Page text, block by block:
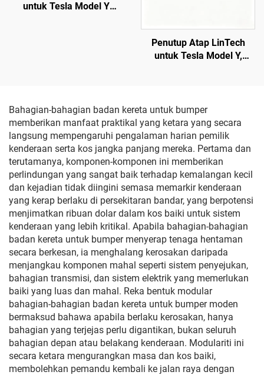
untuk Tesla Model Y
Penutup Atap LinTech
untuk Tesla Model Y,
Bahagian-bahagian badan kereta untuk bumper
memberikan manfaat praktikal yang ketara yang secara
langsung mempengaruhi pengalaman harian pemilik
kenderaan serta kos jangka panjang mereka. Pertama dan
terutamanya, komponen-komponen ini memberikan
perlindungan yang sangat baik terhadap kemalangan kecil
dan kejadian tidak diingini semasa memarkir kenderaan
yang kerap berlaku di persekitaran bandar, yang berpotensi
menjimatkan ribuan dolar dalam kos baiki untuk sistem
kenderaan yang lebih kritikal. Apabila bahagian-bahagian
badan kereta untuk bumper menyerap tenaga hentaman
secara berkesan, ia menghalang kerosakan daripada
menjangkau komponen mahal seperti sistem penyejukan,
bahagian transmisi, dan sistem elektrik yang memerlukan
baiki yang luas dan mahal. Reka bentuk modular
bahagian-bahagian badan kereta untuk bumper moden
bermaksud bahawa apabila berlaku kerosakan, hanya
bahagian yang terjejas perlu digantikan, bukan seluruh
bahagian depan atau belakang kenderaan. Modulariti ini
secara ketara mengurangkan masa dan kos baiki,
membolehkan pemandu kembali ke jalan raya dengan